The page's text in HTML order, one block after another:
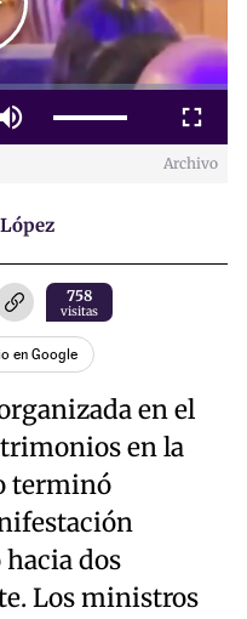
Fullscreen
Archivo
758
visitas
en Google
en el
en la
terminó
dos
Los ministros